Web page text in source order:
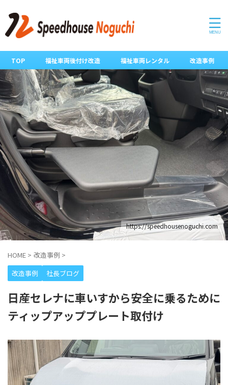
TOP 福祉車両後付け改造 福祉車両レンタル 改造事例
https://speedhousenoguchi.com
HOME > 改造事例 >
改造事例
社長ブログ
日産セレナに車いすから安全に乗るために
ティップアッププレート取付け